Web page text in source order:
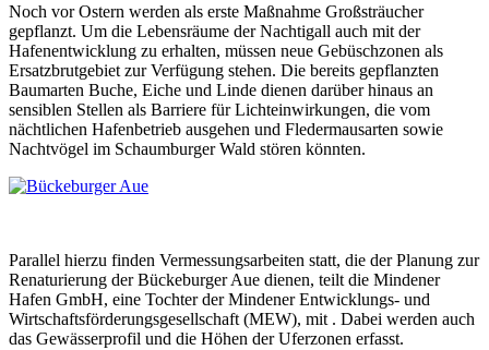
Noch vor Ostern werden als erste Maßnahme Großsträucher
gepflanzt. Um die Lebensräume der Nachtigall auch mit der
Hafenentwicklung zu erhalten, müssen neue Gebüschzonen als
Ersatzbrutgebiet zur Verfügung stehen. Die bereits gepflanzten
Baumarten Buche, Eiche und Linde dienen darüber hinaus an
sensiblen Stellen als Barriere für Lichteinwirkungen, die vom
nächtlichen Hafenbetrieb ausgehen und Fledermausarten sowie
Nachtvögel im Schaumburger Wald stören könnten.
Parallel hierzu finden Vermessungsarbeiten statt, die der Planung zur
Renaturierung der Bückeburger Aue dienen, teilt die Mindener
Hafen GmbH, eine Tochter der Mindener Entwicklungs- und
Wirtschaftsförderungsgesellschaft (MEW), mit . Dabei werden auch
das Gewässerprofil und die Höhen der Uferzonen erfasst.